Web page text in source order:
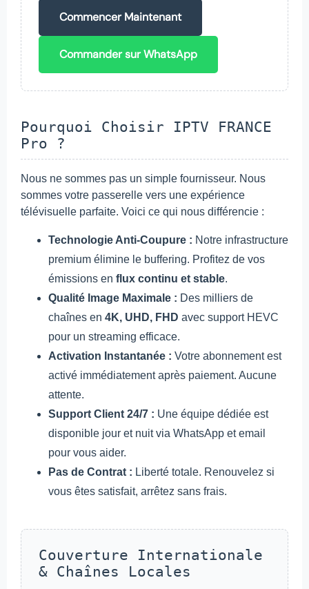
Commencer Maintenant
Commander sur WhatsApp
Pourquoi Choisir IPTV FRANCE
Pro ?
Nous ne sommes pas un simple fournisseur. Nous
sommes votre passerelle vers une expérience
télévisuelle parfaite. Voici ce qui nous différencie :
Technologie Anti-Coupure : Notre infrastructure
premium élimine le buffering. Profitez de vos
émissions en flux continu et stable.
Qualité Image Maximale : Des milliers de
chaînes en 4K, UHD, FHD avec support HEVC
pour un streaming efficace.
Activation Instantanée : Votre abonnement est
activé immédiatement après paiement. Aucune
attente.
Support Client 24/7 : Une équipe dédiée est
disponible jour et nuit via WhatsApp et email
pour vous aider.
Pas de Contrat : Liberté totale. Renouvelez si
vous êtes satisfait, arrêtez sans frais.
Couverture Internationale
& Chaînes Locales